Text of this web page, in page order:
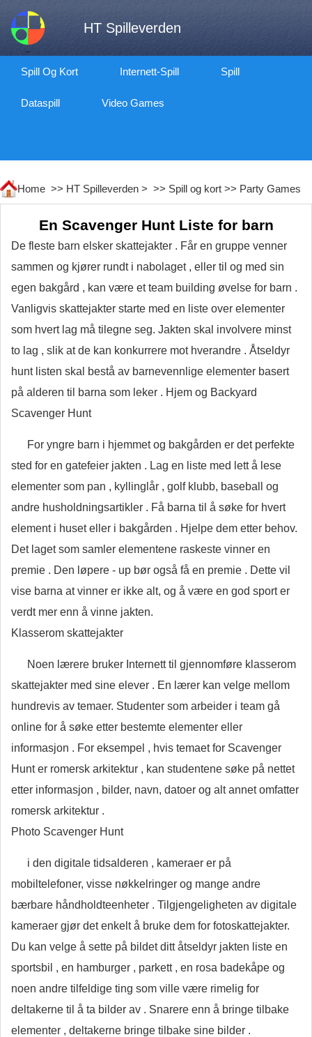
HT Spilleverden
Spill Og Kort Internett-Spill Spill
Dataspill Video Games
Home >> HT Spilleverden > >> Spill og kort >> Party Games
En Scavenger Hunt Liste for barn
De fleste barn elsker skattejakter . Får en gruppe venner
sammen og kjører rundt i nabolaget , eller til og med sin
egen bakgård , kan være et team building øvelse for barn .
Vanligvis skattejakter starte med en liste over elementer
som hvert lag må tilegne seg. Jakten skal involvere minst
to lag , slik at de kan konkurrere mot hverandre . Åtseldyr
hunt listen skal bestå av barnevennlige elementer basert
på alderen til barna som leker . Hjem og Backyard
Scavenger Hunt
For yngre barn i hjemmet og bakgården er det perfekte
sted for en gatefeier jakten . Lag en liste med lett å lese
elementer som pan , kyllinglår , golf klubb, baseball og
andre husholdningsartikler . Få barna til å søke for hvert
element i huset eller i bakgården . Hjelpe dem etter behov.
Det laget som samler elementene raskeste vinner en
premie . Den løpere - up bør også få en premie . Dette vil
vise barna at vinner er ikke alt, og å være en god sport er
verdt mer enn å vinne jakten.
Klasserom skattejakter
Noen lærere bruker Internett til gjennomføre klasserom
skattejakter med sine elever . En lærer kan velge mellom
hundrevis av temaer. Studenter som arbeider i team gå
online for å søke etter bestemte elementer eller
informasjon . For eksempel , hvis temaet for Scavenger
Hunt er romersk arkitektur , kan studentene søke på nettet
etter informasjon , bilder, navn, datoer og alt annet omfatter
romersk arkitektur .
Photo Scavenger Hunt
i den digitale tidsalderen , kameraer er på
mobiltelefoner, visse nøkkelringer og mange andre
bærbare håndholdteenheter . Tilgjengeligheten av digitale
kameraer gjør det enkelt å bruke dem for fotoskattejakter.
Du kan velge å sette på bildet ditt åtseldyr jakten liste en
sportsbil , en hamburger , parkett , en rosa badekåpe og
noen andre tilfeldige ting som ville være rimelig for
deltakerne til å ta bilder av . Snarere enn å bringe tilbake
elementer , deltakerne bringe tilbake sine bilder .